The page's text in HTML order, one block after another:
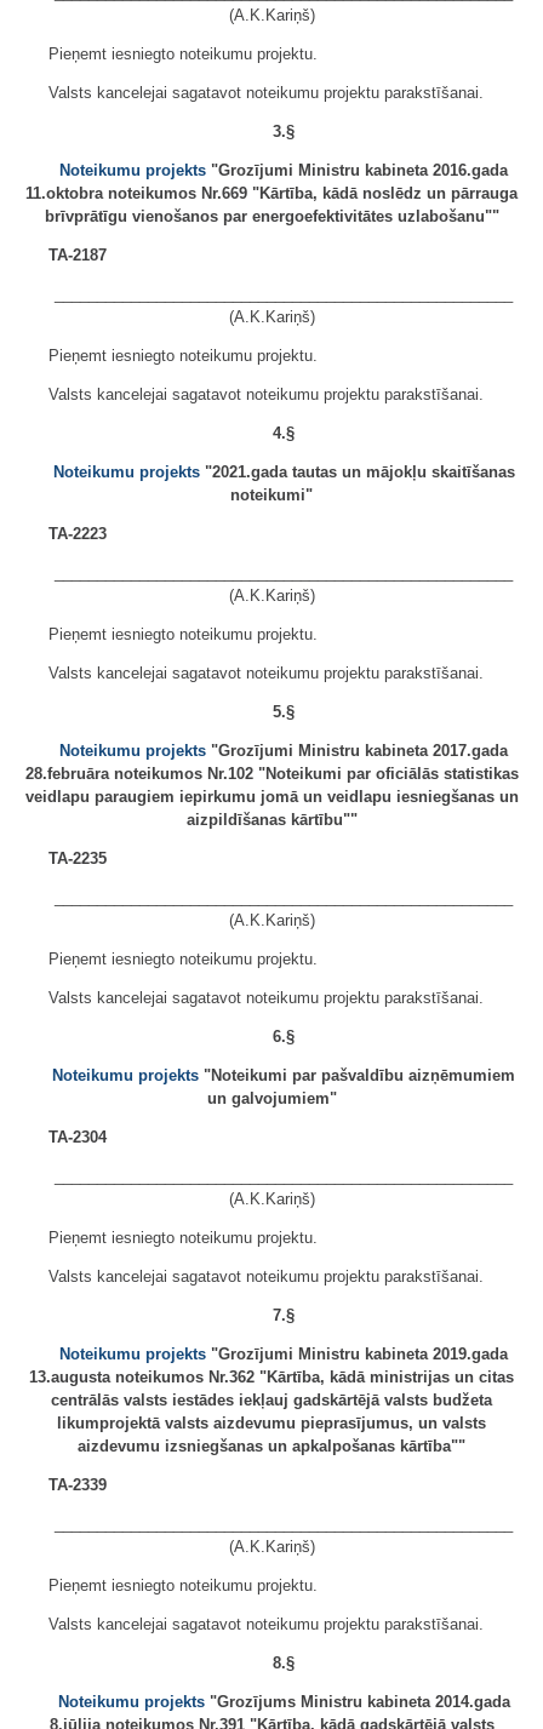
(A.K.Kariņš)
Pieņemt iesniegto noteikumu projektu.
Valsts kancelejai sagatavot noteikumu projektu parakstīšanai.
3.§
Noteikumu projekts "Grozījumi Ministru kabineta 2016.gada
11.oktobra noteikumos Nr.669 "Kārtība, kādā noslēdz un pārrauga
brīvprātīgu vienošanos par energoefektivitātes uzlabošanu""
TA-2187
(A.K.Kariņš)
Pieņemt iesniegto noteikumu projektu.
Valsts kancelejai sagatavot noteikumu projektu parakstīšanai.
4.§
Noteikumu projekts"2021.gada tautas un mājokļu skaitīšanas
noteikumi"
TA-2223
(A.K.Kariņš)
Pieņemt iesniegto noteikumu projektu.
Valsts kancelejai sagatavot noteikumu projektu parakstīšanai.
5.§
Noteikumu projekts "Grozījumi Ministru kabineta 2017.gada
28.februāra noteikumos Nr.102 "Noteikumi par oficiālās statistikas
veidlapu paraugiem iepirkumu jomā un veidlapu iesniegšanas un
aizpildīšanas kārtību""
TA-2235
(A.K.Kariņš)
Pieņemt iesniegto noteikumu projektu.
Valsts kancelejai sagatavot noteikumu projektu parakstīšanai.
6.§
Noteikumu projekts "Noteikumi par pašvaldību aizņēmumiem
un galvojumiem"
TA-2304
(A.K.Kariņš)
Pieņemt iesniegto noteikumu projektu.
Valsts kancelejai sagatavot noteikumu projektu parakstīšanai.
7.§
Noteikumu projekts "Grozījumi Ministru kabineta 2019.gada
13.augusta noteikumos Nr.362 "Kārtība, kādā ministrijas un citas
centrālās valsts iestādes iekļauj gadskārtējā valsts budžeta
likumprojektā valsts aizdevumu pieprasījumus, un valsts
aizdevumu izsniegšanas un apkalpošanas kārtība""
TA-2339
(A.K.Kariņš)
Pieņemt iesniegto noteikumu projektu.
Valsts kancelejai sagatavot noteikumu projektu parakstīšanai.
8.§
Noteikumu projekts"Grozījums Ministru kabineta 2014.gada
8.jūlija noteikumos Nr.391 "Kārtība, kādā gadskārtējā valsts